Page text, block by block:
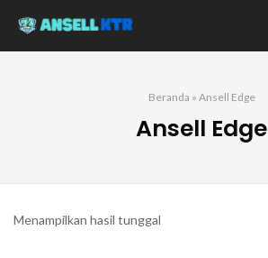
Beranda » Ansell Edge
Ansell Edge
Menampilkan hasil tunggal